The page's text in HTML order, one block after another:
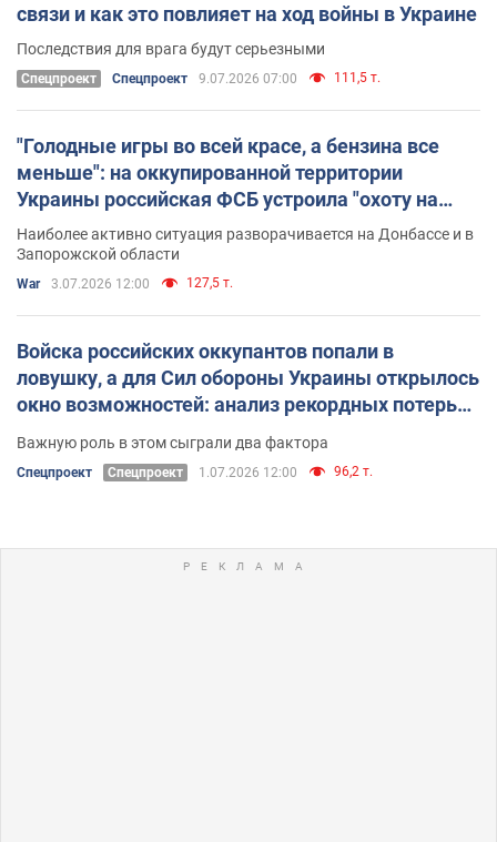
связи и как это повлияет на ход войны в Украине
Последствия для врага будут серьезными
Спецпроект Спецпроект 9.07.2026 07:00 111,5 т.
"Голодные игры во всей красе, а бензина все
меньше": на оккупированной территории
Украины российская ФСБ устроила "охоту на
ведьм"
Наиболее активно ситуация разворачивается на Донбассе и в
Запорожской области
War 3.07.2026 12:00 127,5 т.
Войска российских оккупантов попали в
ловушку, а для Сил обороны Украины открылось
окно возможностей: анализ рекордных потерь
Важную роль в этом сыграли два фактора
Спецпроект Спецпроект 1.07.2026 12:00 96,2 т.